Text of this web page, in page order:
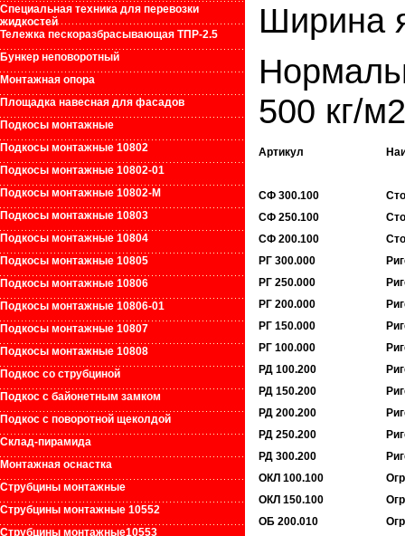
Специальная техника для перевозки
жидкостей
Тележка пескоразбрасывающая ТПР-2.5
Бункер неповоротный
Монтажная опора
Площадка навесная для фасадов
Подкосы монтажные
Подкосы монтажные 10802
Подкосы монтажные 10802-01
Подкосы монтажные 10802-М
Подкосы монтажные 10803
Подкосы монтажные 10804
Подкосы монтажные 10805
Подкосы монтажные 10806
Подкосы монтажные 10806-01
Подкосы монтажные 10807
Подкосы монтажные 10808
Подкос со струбциной
Подкос с байонетным замком
Подкос с поворотной щеколдой
Склад-пирамида
Монтажная оснастка
Струбцины монтажные
Струбцины монтажные 10552
Струбцины монтажные10553
Ширина
500 кг/
Артикул
СФ 300.100
СФ 250.100
СФ 200.100
РГ 300.000
РГ 250.000
РГ 200.000
РГ 150.000
РГ 100.000
РД 100.200
РД 150.200
РД 200.200
РД 250.200
РД 300.200
ОКЛ 100.100
ОКЛ 150.100
ОБ 200.010